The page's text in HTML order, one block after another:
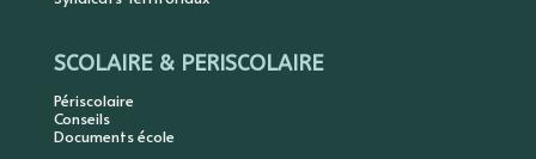
SCOLAIRE & PERISCOLAIRE
Périscolaire
Conseils
Documents école